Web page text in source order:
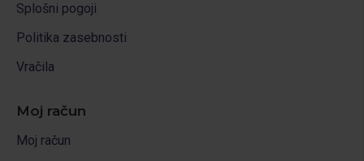
Splošni pogoji
Politika zasebnosti
Vračila
Moj račun
Moj račun